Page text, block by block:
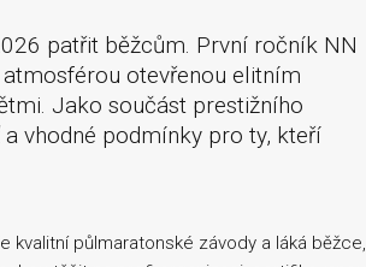
patřit běžcům. První ročník NN
otevřenou elitním
Jako součást prestižního
vhodné podmínky pro ty, kteří
kvalitní půlmaratonské závody a láká běžce,